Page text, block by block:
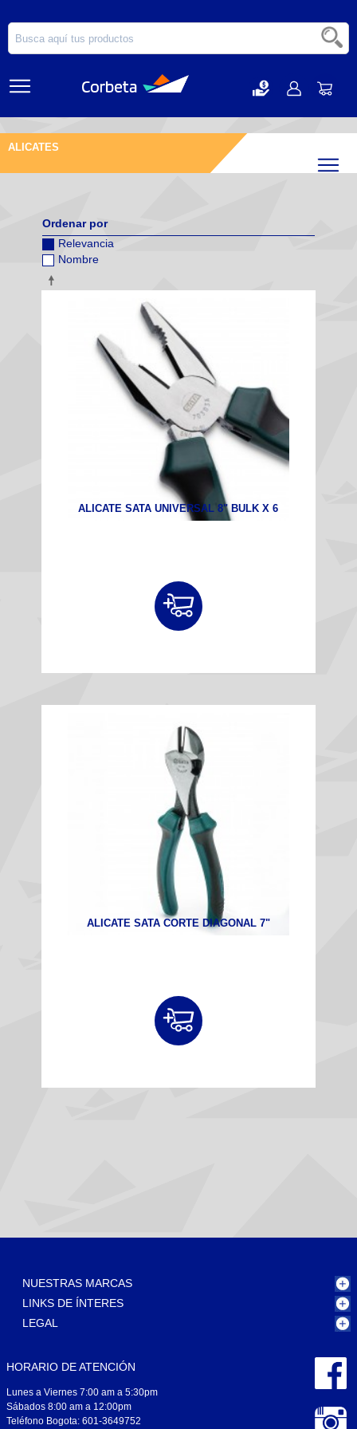
ALICATES
Ordenar por
Relevancia
Nombre
ALICATE SATA UNIVERSAL 8" BULK X 6
ALICATE SATA CORTE DIAGONAL 7"
NUESTRAS MARCAS
LINKS DE ÍNTERES
LEGAL
HORARIO DE ATENCIÓN
Lunes a Viernes 7:00 am a 5:30pm
Sábados 8:00 am a 12:00pm
Teléfono Bogota: 601-3649752